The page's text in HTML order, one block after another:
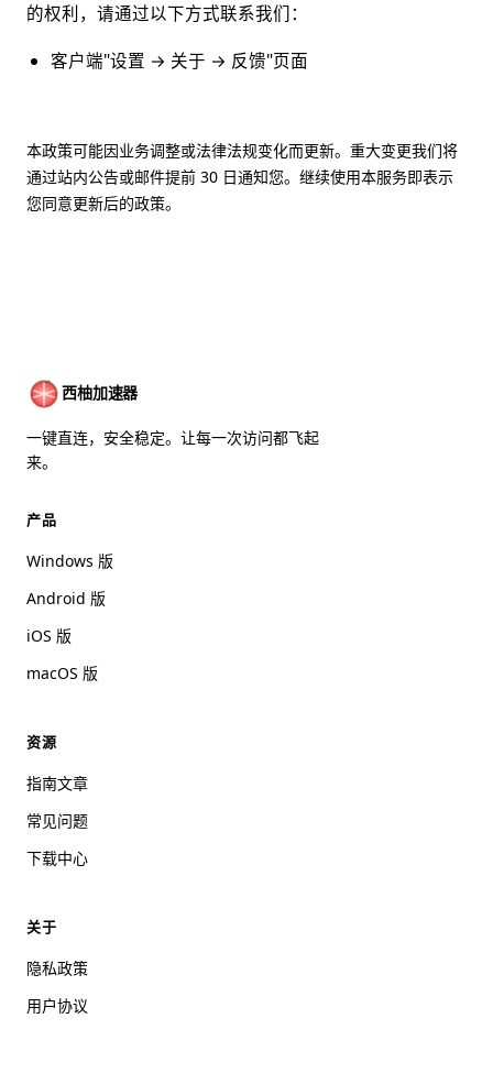
的权利，请通过以下方式联系我们：
客户端"设置 → 关于 → 反馈"页面
本政策可能因业务调整或法律法规变化而更新。重大变更我们将
通过站内公告或邮件提前 30 日通知您。继续使用本服务即表示
您同意更新后的政策。
西柚加速器
一键直连，安全稳定。让每一次访问都飞起
来。
产品
Windows 版
Android 版
iOS 版
macOS 版
资源
指南文章
常见问题
下载中心
关于
隐私政策
用户协议